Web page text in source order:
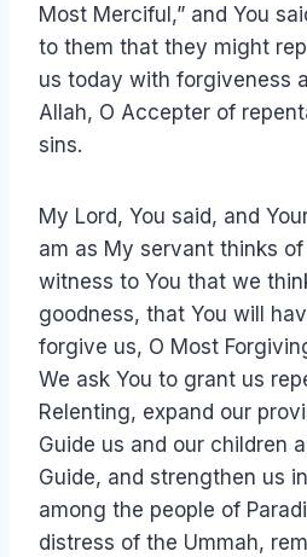
Most Merciful,” and You
to them that they might
us today with forgiveness
Allah, O Accepter of
sins.
My Lord, You said, and
am as My servant thinks of
witness to You that we
goodness, that You will
forgive us, O Most
We ask You to grant us
Relenting, expand our
Guide us and our children
Guide, and strengthen us
among the people of
distress of the Ummah,